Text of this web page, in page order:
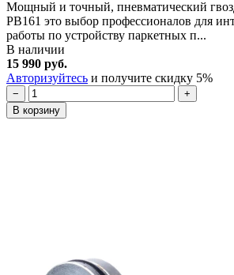
Мощный и точный, пневматический
PB161 это выбор профессионалов для
работы по устройству паркетных п...
В наличии
15 990 руб.
Авторизуйтесь и получите скидку 5%
−
+
В корзину